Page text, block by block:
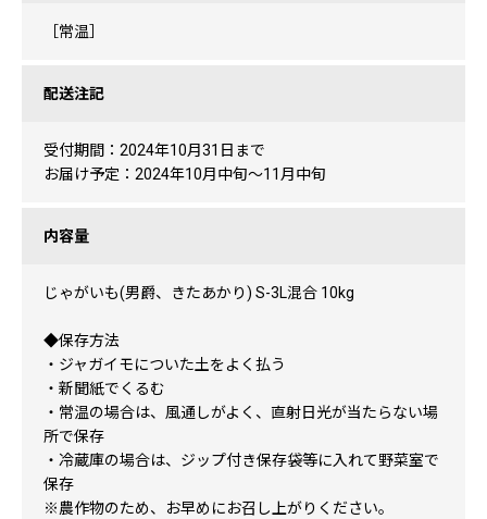
［常温］
配送注記
受付期間：2024年10月31日まで
お届け予定：2024年10月中旬～11月中旬
内容量
じゃがいも(男爵、きたあかり) S-3L混合 10kg
◆保存方法
・ジャガイモについた土をよく払う
・新聞紙でくるむ
・常温の場合は、風通しがよく、直射日光が当たらない場
所で保存
・冷蔵庫の場合は、ジップ付き保存袋等に入れて野菜室で
保存
※農作物のため、お早めにお召し上がりください。